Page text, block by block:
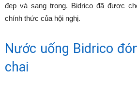
đẹp và sang trọng. Bidrico đã được
chính thức của hội nghị.
Nước uống Bidrico
chai